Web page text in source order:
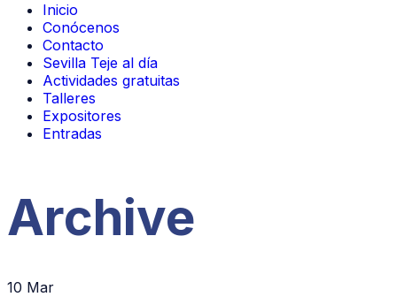
Inicio
Conócenos
Contacto
Sevilla Teje al día
Actividades gratuitas
Talleres
Expositores
Entradas
Archive
10 Mar